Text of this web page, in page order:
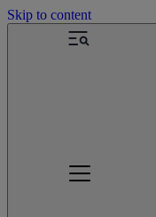
Skip to content